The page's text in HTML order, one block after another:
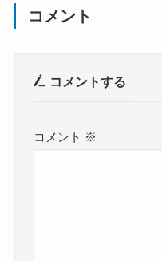
コメント
コメントする
コメント ※